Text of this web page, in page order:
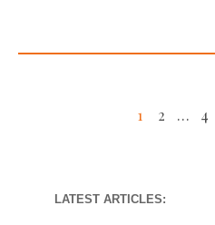
1 2 … 4
LATEST ARTICLES: